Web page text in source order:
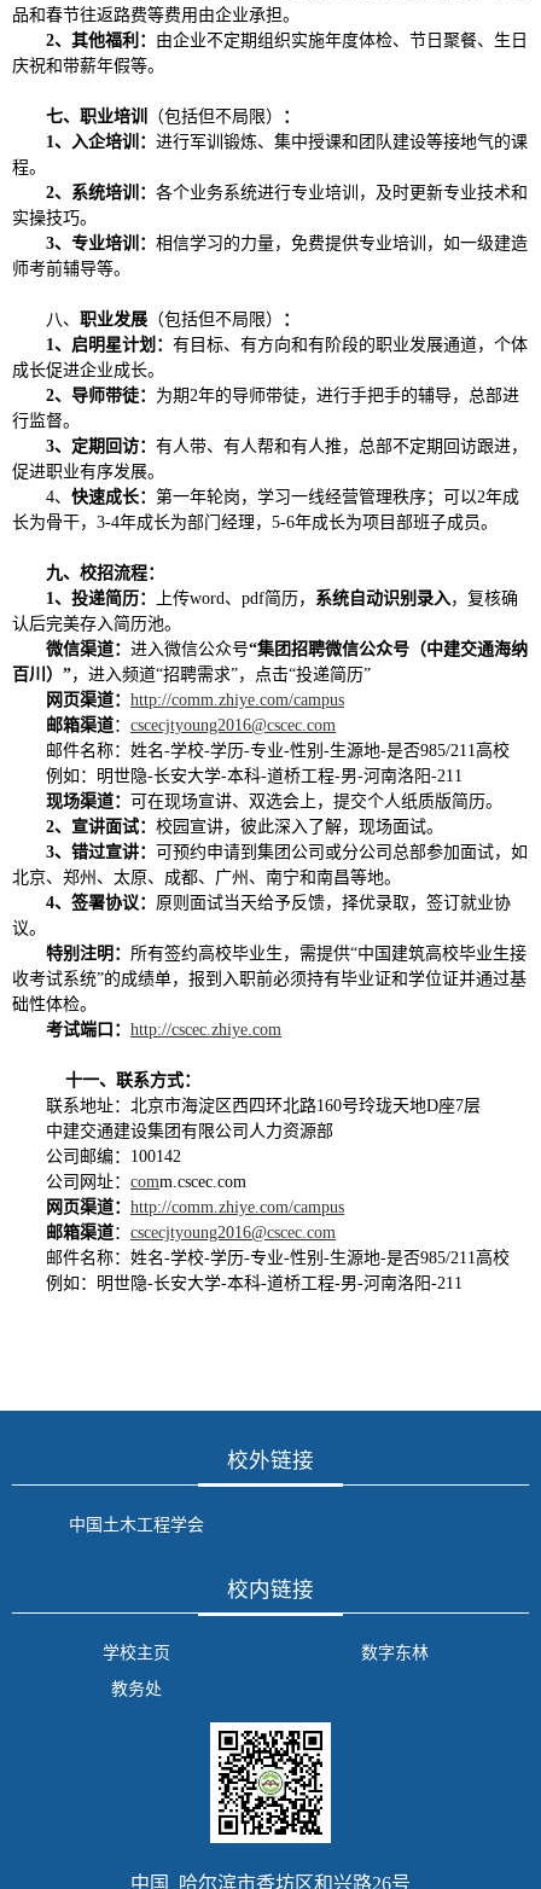
品和春节往返路费等费用由企业承担。
2、其他福利： 由企业不定期组织实施年度体检、节日聚餐、生日
庆祝和带薪年假等。
七、职业培训 （包括但不局限）
：
1、入企培训： 进行军训锻炼、集中授课和团队建设等接地气的课
程。
2、系统培训： 各个业务系统进行专业培训，及时更新专业技术和
实操技巧。
3、专业培训： 相信学习的力量，免费提供专业培训，如一级建造
师考前辅导等。
八、 职业发展 （包括但不局限）
：
1、启明星计划： 有目标、有方向和有阶段的职业发展通道，个体
成长促进企业成长。
2、导师带徒： 为期2年的导师带徒，进行手把手的辅导，总部进
行监督。
3、定期回访： 有人带、有人帮和有人推，总部不定期回访跟进，
促进职业有序发展。
4、 快速成长： 第一年轮岗，学习一线经营管理秩序；可以2年成
长为骨干，3-4年成长为部门经理，5-6年成长为项目部班子成员。
九、校招流程：
1、投递简历：
上传word、pdf简历， 系统自动识别录入，复核确
认后完美存入简历池。
微信渠道： 进入微信公众号“集团招聘微信公众号（中建交通海纳
百川）”，进入频道“招聘需求”，点击“投递简历”
网页渠道： http://comm.zhiye.com/campus
邮箱渠道： cscecjtyoung2016@cscec.com
邮件名称：姓名-学校-学历-专业-性别-生源地-是否985/211高校
例如：明世隐-长安大学-本科-道桥工程-男-河南洛阳-211
现场渠道：
可在现场宣讲、双选会上，提交个人纸质版简历。
2、宣讲面试： 校园宣讲，彼此深入了解，现场面试。
3、错过宣讲：
可预约申请到集团公司或分公司总部参加面试，如
北京、郑州、太原、成都、广州、南宁和南昌等地。
4、签署协议： 原则面试当天给予反馈，择优录取，签订就业协
议。
特别注明： 所有签约高校毕业生，需提供“中国建筑高校毕业生接
收考试系统”的成绩单，报到入职前必须持有毕业证和学位证并通过基
础性体检。
考试端口： http://cscec.zhiye.com
十一、 联系方式：
联系地址：北京市海淀区西四环北路160号玲珑天地D座7层
中建交通建设集团有限公司人力资源部
公司邮编：100142
公司网址： comm.cscec.com
网页渠道： http://comm.zhiye.com/campus
邮箱渠道： cscecjtyoung2016@cscec.com
邮件名称：姓名-学校-学历-专业-性别-生源地-是否985/211高校
例如：明世隐-长安大学-本科-道桥工程-男-河南洛阳-211
校外链接
中国土木工程学会
校内链接
学校主页
数字东林
教务处
中国 哈尔滨市香坊区和兴路26号